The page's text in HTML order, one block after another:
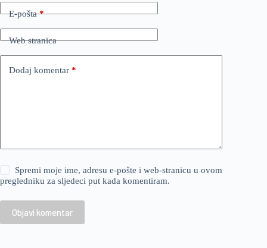
E-pošta*
Web stranica
Dodaj komentar *
Spremi moje ime, adresu e-pošte i web-stranicu u ovom
pregledniku za sljedeci put kada komentiram.
Objavi komentar